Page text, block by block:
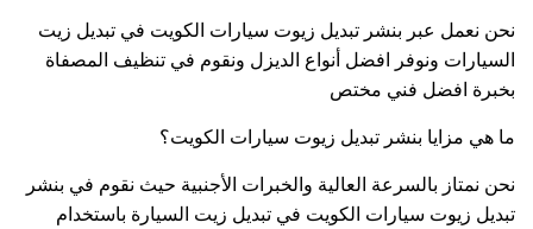
نحن نعمل عبر بنشر تبديل زيوت سيارات الكويت في تبديل زيت
السيارات ونوفر افضل أنواع الديزل ونقوم في تنظيف المصفاة
بخبرة افضل فني مختص
ما هي مزايا بنشر تبديل زيوت سيارات الكويت؟
نحن نمتاز بالسرعة العالية والخبرات الأجنبية حيث نقوم في بنشر
تبديل زيوت سيارات الكويت في تبديل زيت السيارة باستخدام